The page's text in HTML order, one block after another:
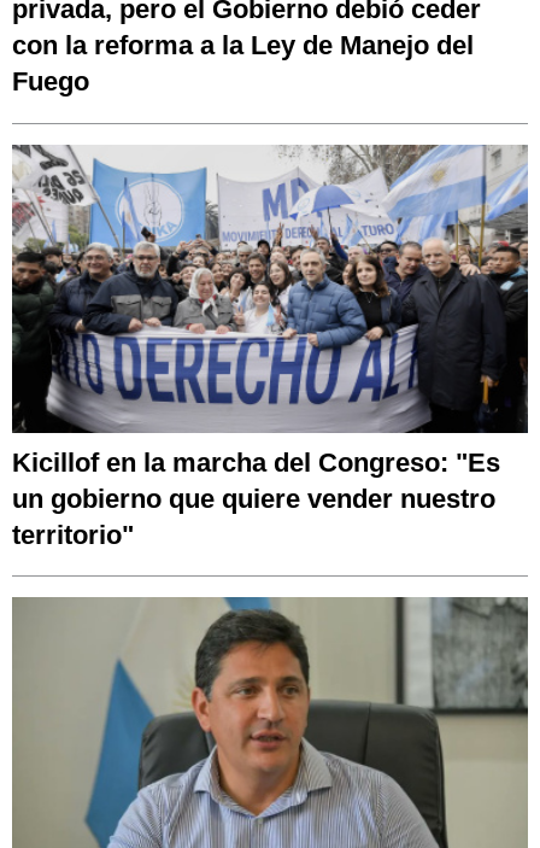
privada, pero el Gobierno debió ceder
con la reforma a la Ley de Manejo del
Fuego
Kicillof en la marcha del Congreso: "Es
un gobierno que quiere vender nuestro
territorio"